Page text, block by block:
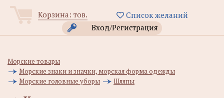
Корзина: тов.
Список желаний
Вход/Регистрация
Морские товары
Морские знаки и значки, морская форма одежды
Морские головные уборы
Шляпы